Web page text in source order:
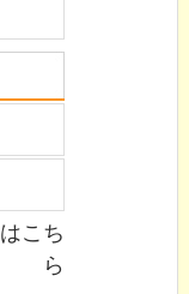
こち
ら